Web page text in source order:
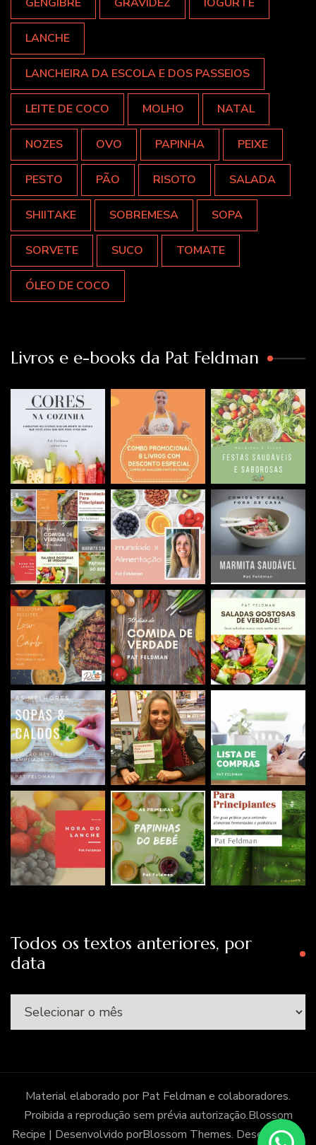
LANCHE
LANCHEIRA DA ESCOLA E DOS PASSEIOS
LEITE DE COCO MOLHO NATAL
NOZES OVO PAPINHA PEIXE
PESTO PÃO RISOTO SALADA
SHIITAKE SOBREMESA SOPA
SORVETE SUCO TOMATE
ÓLEO DE COCO
Livros e e-books da Pat Feldman
Todos os textos anteriores, por
data
Todos
os
anteriores,
por
data
Material elaborado por Pat Feldman e colaboradores.
Proibida a reprodução sem prévia autorização.Blossom
Recipe | Desenvolvido porBlossom Themes. Desenvolvido